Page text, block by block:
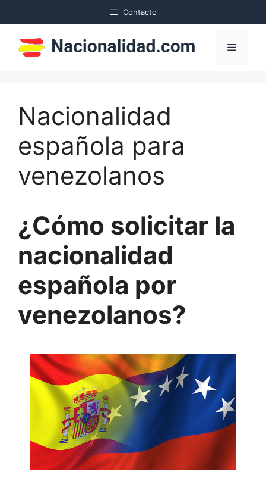
al
contenido
Contacto
Menú
Nacionalidad
española para
venezolanos
¿Cómo solicitar la
nacionalidad
española por
venezolanos?